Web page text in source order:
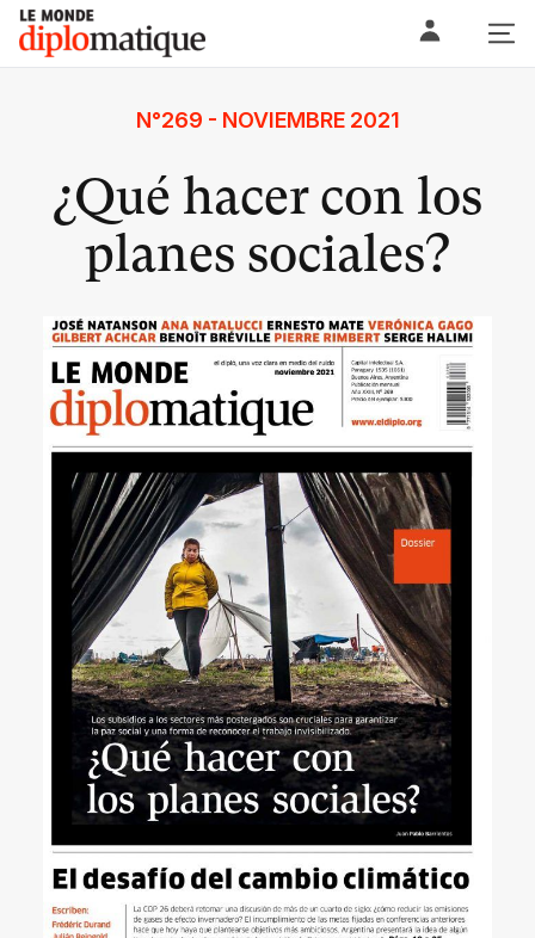
Skip
content
Le monde diplomatique
N°269 - NOVIEMBRE 2021
¿Qué hacer con los
planes sociales?